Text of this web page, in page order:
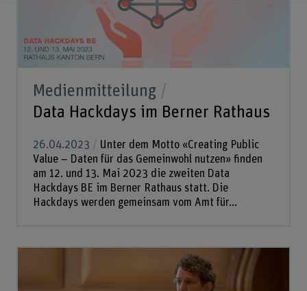
Medienmitteilung
Data Hackdays im Berner Rathaus
26.04.2023
Unter dem Motto «Creating Public
Value – Daten für das Gemeinwohl nutzen» finden
am 12. und 13. Mai 2023 die zweiten Data
Hackdays BE im Berner Rathaus statt. Die
Hackdays werden gemeinsam vom Amt für...